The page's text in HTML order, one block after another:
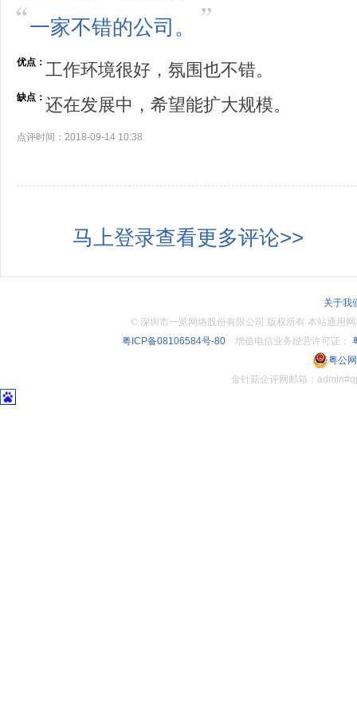
一家不错的公司。
优点： 工作环境很好，氛围也不错。
缺点： 还在发展中，希望能扩大规模。
点评时间：2018-09-14 10:38
马上登录查看更多评论>>
关于我
© 深圳市一览网络股份有限公司 版权所有 本站通
粤ICP备08106584号-80增值电信业务经营许可证：
粤公
金针菇企评网邮箱：